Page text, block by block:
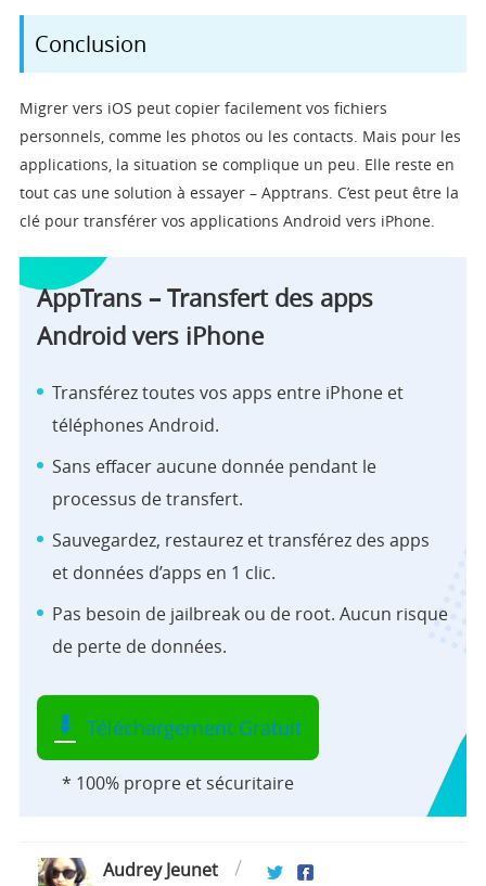
Conclusion
Migrer vers iOS peut copier facilement vos fichiers
personnels, comme les photos ou les contacts. Mais pour les
applications, la situation se complique un peu. Elle reste en
tout cas une solution à essayer – Apptrans. C’est peut être la
clé pour transférer vos applications Android vers iPhone.
AppTrans – Transfert des apps
Android vers iPhone
Transférez toutes vos apps entre iPhone et
téléphones Android.
Sans effacer aucune donnée pendant le
processus de transfert.
Sauvegardez, restaurez et transférez des apps
et données d’apps en 1 clic.
Pas besoin de jailbreak ou de root. Aucun risque
de perte de données.
Téléchargement Gratuit
* 100% propre et sécuritaire
Audrey Jeunet